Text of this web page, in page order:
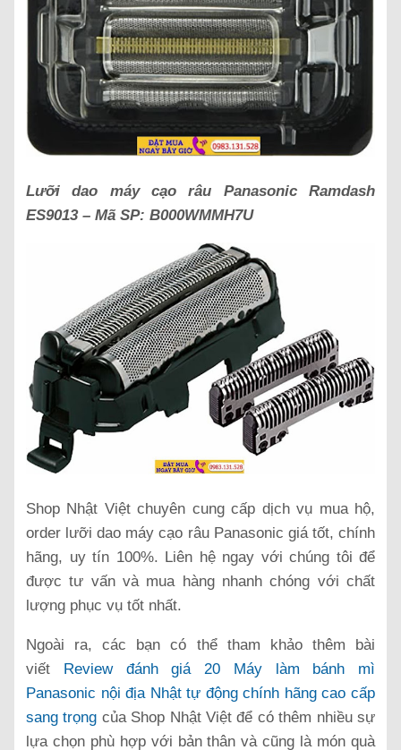
Lưỡi dao máy cạo râu Panasonic Ramdash
ES9013– Mã SP: B000WMMH7U
Shop Nhật Việt chuyên cung cấp dịch vụ mua hộ,
order lưỡi dao máy cạo râu Panasonic giá tốt, chính
hãng, uy tín 100%. Liên hệ ngay với chúng tôi để
được tư vấn và mua hàng nhanh chóng với chất
lượng phục vụ tốt nhất.
Ngoài ra, các bạn có thể tham khảo thêm bài
viết Review đánh giá 20 Máy làm bánh mì
Panasonic nội địa Nhật tự động chính hãng cao cấp
sang trọng của Shop Nhật Việt để có thêm nhiều sự
lựa chọn phù hợp với bản thân và cũng là món quà